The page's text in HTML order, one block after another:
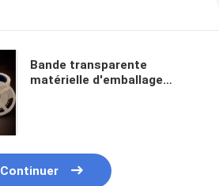
Bande transparente
matérielle d'emballage
Continuer